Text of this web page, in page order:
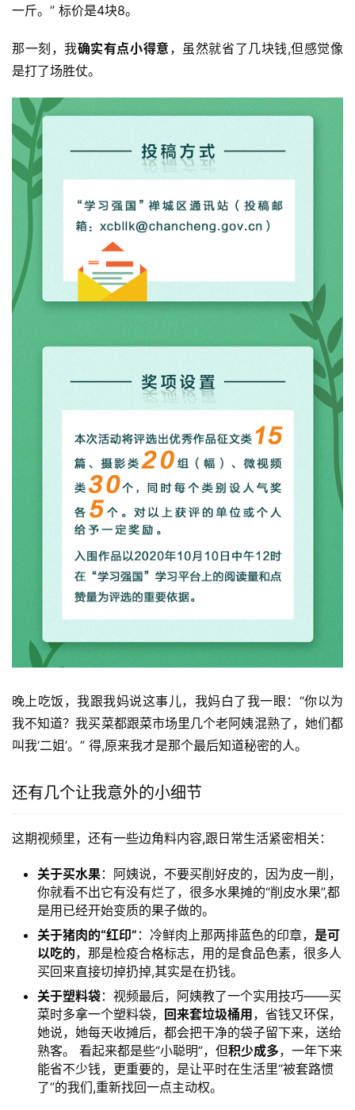
一斤。” 标价是4块8。
那一刻，我确实有点小得意 ，虽然就省了几块钱,但感觉像
是打了场胜仗。
晚上吃饭，我跟我妈说这事儿，我妈白了我一眼：“你以为
我不知道？我买菜都跟菜市场里几个老阿姨混熟了，她们都
叫我‘二姐’。” 得,原来我才是那个最后知道秘密的人。
还有几个让我意外的小细节
这期视频里，还有一些边角料内容,跟日常生活紧密相关：
关于买水果：阿姨说，不要买削好皮的，因为皮一削，
你就看不出它有没有烂了，很多水果摊的“削皮水果”,都
是用已经开始变质的果子做的。
关于猪肉的“红印” ：冷鲜肉上那两排蓝色的印章， 是可
以吃的，那是检疫合格标志，用的是食品色素，很多人
买回来直接切掉扔掉,其实是在扔钱。
关于塑料袋：视频最后，阿姨教了一个实用技巧——买
菜时多拿一个塑料袋，
回来套垃圾桶用 ，省钱又环保，
她说，她每天收摊后，都会把干净的袋子留下来，送给
熟客。 看起来都是些“小聪明”，但积少成多，一年下来
能省不少钱，更重要的，是让平时在生活里“被套路惯
了”的我们,重新找回一点主动权。